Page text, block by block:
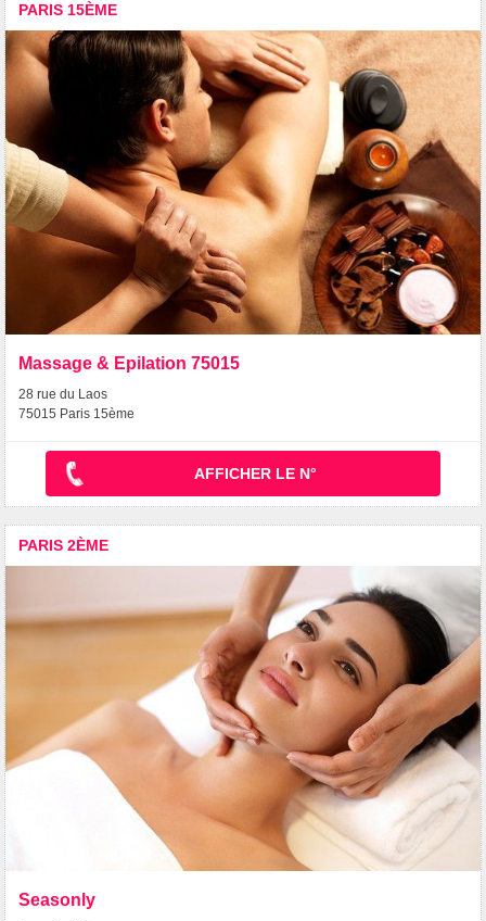
PARIS 15ÈME
Massage & Epilation 75015
28 rue du Laos
75015 Paris 15ème
AFFICHER LE N°
PARIS 2ÈME
Seasonly